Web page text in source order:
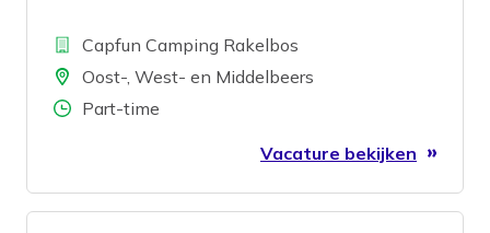
BedrijfCapfun Camping Rakelbos
LocatieOost-, West- en Middelbeers
Aantal uren
Part-time
Vacature bekijken